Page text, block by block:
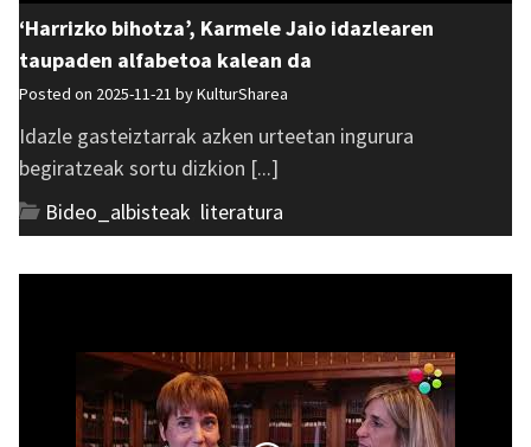
‘Harrizko bihotza’, Karmele Jaio idazlearen
taupaden alfabetoa kalean da
Posted on 2025-11-21 byKulturSharea
Idazle gasteiztarrak azken urteetan ingurura
begiratzeak sortu dizkion [...]
Bideo_albisteak literatura